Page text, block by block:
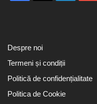
Despre noi
Termeni și condiții
Politică de confidențialitate
Politica de Cookie